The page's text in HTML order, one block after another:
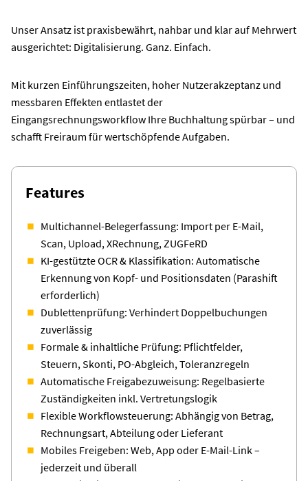
Unser Ansatz ist praxisbewährt, nahbar und klar auf Mehrwert
ausgerichtet: Digitalisierung. Ganz. Einfach.
Mit kurzen Einführungszeiten, hoher Nutzerakzeptanz und
messbaren Effekten entlastet der
Eingangsrechnungsworkflow Ihre Buchhaltung spürbar – und
schafft Freiraum für wertschöpfende Aufgaben.
Features
Multichannel-Belegerfassung: Import per E-Mail,
Scan, Upload, XRechnung, ZUGFeRD
KI-gestützte OCR & Klassifikation: Automatische
Erkennung von Kopf- und Positionsdaten (Parashift
erforderlich)
Dublettenprüfung: Verhindert Doppelbuchungen
zuverlässig
Formale & inhaltliche Prüfung: Pflichtfelder,
Steuern, Skonti, PO-Abgleich, Toleranzregeln
Automatische Freigabezuweisung: Regelbasierte
Zuständigkeiten inkl. Vertretungslogik
Flexible Workflowsteuerung: Abhängig von Betrag,
Rechnungsart, Abteilung oder Lieferant
Mobiles Freigeben: Web, App oder E-Mail-Link –
jederzeit und überall